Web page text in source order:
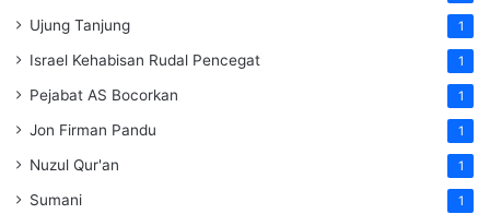
Ujung Tanjung 1
Israel Kehabisan Rudal Pencegat 1
Pejabat AS Bocorkan 1
Jon Firman Pandu 1
Nuzul Qur'an 1
Sumani 1